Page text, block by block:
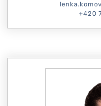
+420